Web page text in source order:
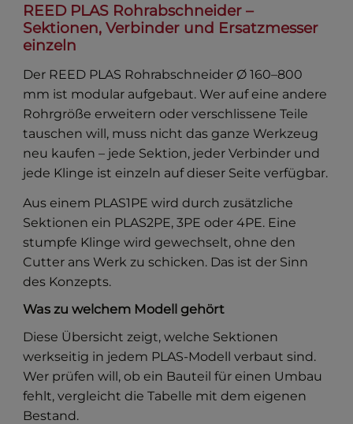
REED PLAS Rohrabschneider –
Sektionen, Verbinder und Ersatzmesser
einzeln
Der REED PLAS Rohrabschneider Ø 160–800
mm ist modular aufgebaut. Wer auf eine andere
Rohrgröße erweitern oder verschlissene Teile
tauschen will, muss nicht das ganze Werkzeug
neu kaufen – jede Sektion, jeder Verbinder und
jede Klinge ist einzeln auf dieser Seite verfügbar.
Aus einem PLAS1PE wird durch zusätzliche
Sektionen ein PLAS2PE, 3PE oder 4PE. Eine
stumpfe Klinge wird gewechselt, ohne den
Cutter ans Werk zu schicken. Das ist der Sinn
des Konzepts.
Was zu welchem Modell gehört
Diese Übersicht zeigt, welche Sektionen
werkseitig in jedem PLAS-Modell verbaut sind.
Wer prüfen will, ob ein Bauteil für einen Umbau
fehlt, vergleicht die Tabelle mit dem eigenen
Bestand.